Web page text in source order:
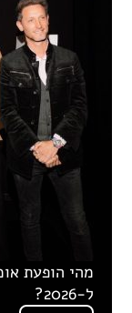
מהי הופעת
ל-2026?